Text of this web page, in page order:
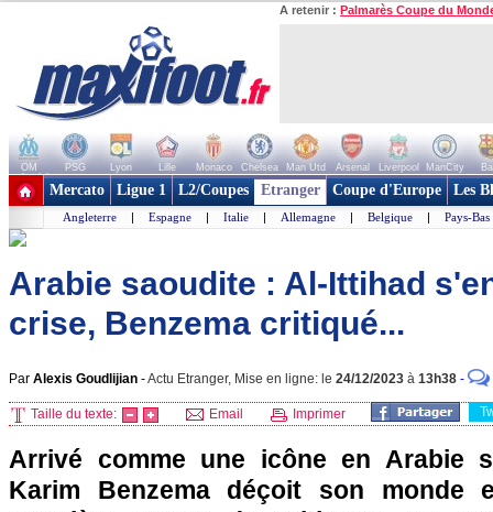
A retenir : Palmarès Coupe du
OM PSG Lyon Lille Monaco Chelsea Man Utd Arsenal Liverpool ManCity
+ de clubs
Mercato Ligue 1 L2/Coupes Etranger Coupe d'Europe Les
Angleterre | Espagne | Italie | Allemagne | Belgique | Pays-Bas
Arabie saoudite : Al-Ittihad
crise, Benzema critiqué...
Par Alexis Goudlijian -Actu Etranger, Mise en ligne: le 24/12/2023 à 13h38 -
Taille du texte: Email Imprimer
Arrivé comme une icône en Arabie
Karim Benzema déçoit son monde